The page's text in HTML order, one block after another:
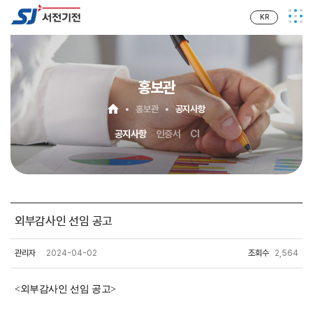
KR
홍보관
홍보관 공지사항
공지사항 인증서 CI
외부감사인 선임 공고
관리자 2024-04-02 조회수 2,564
<외부감사인 선임 공고>